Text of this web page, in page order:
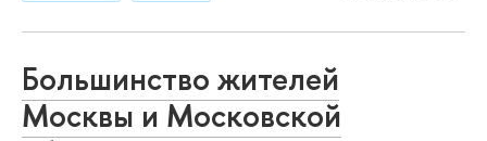
Большинство жителей
Москвы и Московской